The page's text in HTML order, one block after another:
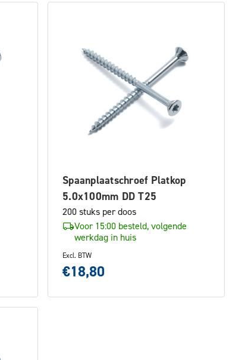
Spaanplaatschroef Platkop
5.0x100mm DD T25
200 stuks per doos
Voor 15:00 besteld, volgende
werkdag in huis
Excl. BTW
€18,80